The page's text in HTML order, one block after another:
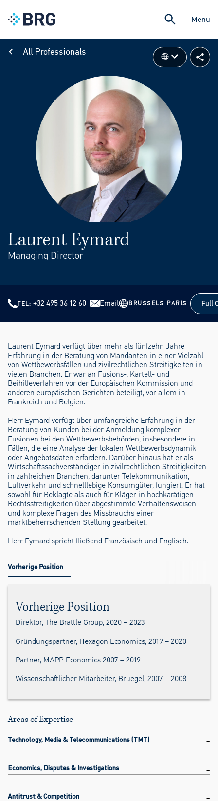
Menu
All Professionals
Laurent Eymard
Managing Director
TEL +32 495 36 12 60 Email BRUSSELS PARIS Full
Full
Laurent Eymard verfügt über mehr als fünfzehn Jahre
Erfahrung in der Beratung von Mandanten in einer Vielzahl
von Wettbewerbsfällen und zivilrechtlichen Streitigkeiten in
vielen Branchen. Er war an Fusions-, Kartell- und
Beihilfeverfahren vor der Europäischen Kommission und
anderen europäischen Gerichten beteiligt, vor allem in
Frankreich und Belgien.
Herr Eymard verfügt über umfangreiche Erfahrung in der
Beratung von Kunden bei der Anmeldung komplexer
Fusionen bei den Wettbewerbsbehörden, insbesondere in
Fällen, die eine Analyse der lokalen Wettbewerbsdynamik
oder Angebotsdaten erfordern. Darüber hinaus hat er als
Wirtschaftssachverständiger in zivilrechtlichen Streitigkeiten
in zahlreichen Branchen, darunter Telekommunikation,
Luftverkehr und schnelllebige Konsumgüter, fungiert. Er hat
sowohl für Beklagte als auch für Kläger in hochkarätigen
Rechtsstreitigkeiten über abgestimmte Verhaltensweisen
und komplexe Fragen des Missbrauchs einer
marktbeherrschenden Stellung gearbeitet.
Herr Eymard spricht fließend Französisch und Englisch.
Vorherige Position
Vorherige Position
Direktor, The Brattle Group, 2020 – 2023
Gründungspartner, Hexagon Economics, 2019 – 2020
Partner, MAPP Economics 2007 – 2019
Wissenschaftlicher Mitarbeiter, Bruegel, 2007 – 2008
Areas of Expertise
Technology, Media & Telecommunications (TMT)
Economics, Disputes & Investigations
Antitrust & Competition